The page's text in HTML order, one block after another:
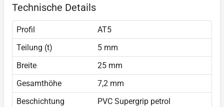
Technische Details
Profil
AT5
Teilung (t)
5 mm
Breite
25 mm
Gesamthöhe
7,2 mm
Beschichtung
PVC Supergrip petrol